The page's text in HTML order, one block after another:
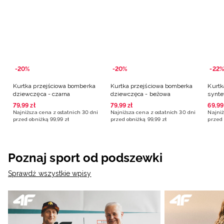
-20%
Kurtka przejściowa bomberka
dziewczęca - czarna
79,99 zł
Najniższa cena z ostatnich 30 dni
przed obniżką 99,99 zł
-20%
Kurtka przejściowa bomberka
dziewczęca - beżowa
79,99 zł
Najniższa cena z ostatnich 30 dni
przed obniżką 99,99 zł
-22%
69,99
przed
Poznaj sport od podszewki
Sprawdź wszystkie wpisy